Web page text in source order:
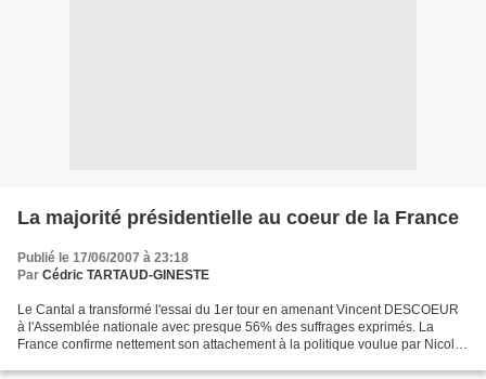
La majorité présidentielle au coeur de la France
Publié le 17/06/2007 à 23:18
Par Cédric TARTAUD-GINESTE
Le Cantal a transformé l'essai du 1er tour en amenant Vincent DESCOEUR
à l'Assemblée nationale avec presque 56% des suffrages exprimés. La
France confirme nettement son attachement à la politique voulue par Nicolas